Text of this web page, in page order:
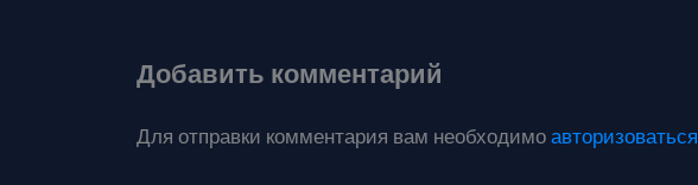
Добавить комментарий
Для отправки комментария вам необходимоавторизоваться